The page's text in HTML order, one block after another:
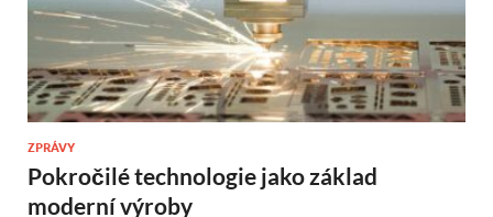
ZPRÁVY
Pokročilé technologie jako základ
moderní výroby